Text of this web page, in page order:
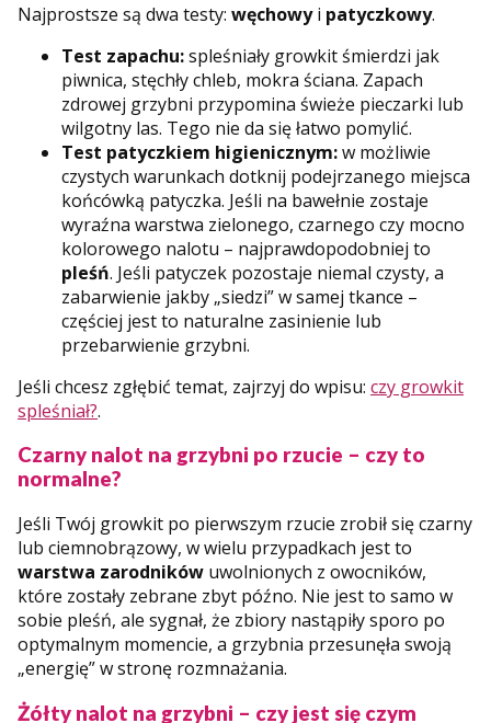
Najprostsze są dwa testy: węchowyi patyczkowy.
Test zapachu:spleśniały growkit śmierdzi jak
piwnica, stęchły chleb, mokra ściana. Zapach
zdrowej grzybni przypomina świeże pieczarki lub
wilgotny las. Tego nie da się łatwo pomylić.
Test patyczkiem higienicznym:w możliwie
czystych warunkach dotknij podejrzanego miejsca
końcówką patyczka. Jeśli na bawełnie zostaje
wyraźna warstwa zielonego, czarnego czy mocno
kolorowego nalotu – najprawdopodobniej to
pleśń. Jeśli patyczek pozostaje niemal czysty, a
zabarwienie jakby „siedzi” w samej tkance –
częściej jest to naturalne zasinienie lub
przebarwienie grzybni.
Jeśli chcesz zgłębić temat, zajrzyj do wpisu: czy growkit
spleśniał?.
Czarny nalot na grzybni po rzucie – czy to
normalne?
Jeśli Twój growkit po pierwszym rzucie zrobił się czarny
lub ciemnobrązowy, w wielu przypadkach jest to
warstwa zarodników uwolnionych z owocników,
które zostały zebrane zbyt późno. Nie jest to samo w
sobie pleśń, ale sygnał, że zbiory nastąpiły sporo po
optymalnym momencie, a grzybnia przesunęła swoją
„energię” w stronę rozmnażania.
Żółty nalot na grzybni – czy jest się czym